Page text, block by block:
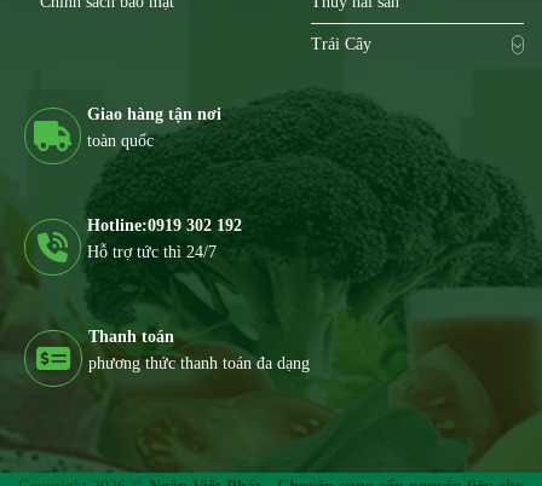
Trái Cây
Giao hàng tận nơi
toàn quốc
Hotline:0919 302 192
Hỗ trợ tức thì 24/7
Thanh toán
phương thức thanh toán đa dạng